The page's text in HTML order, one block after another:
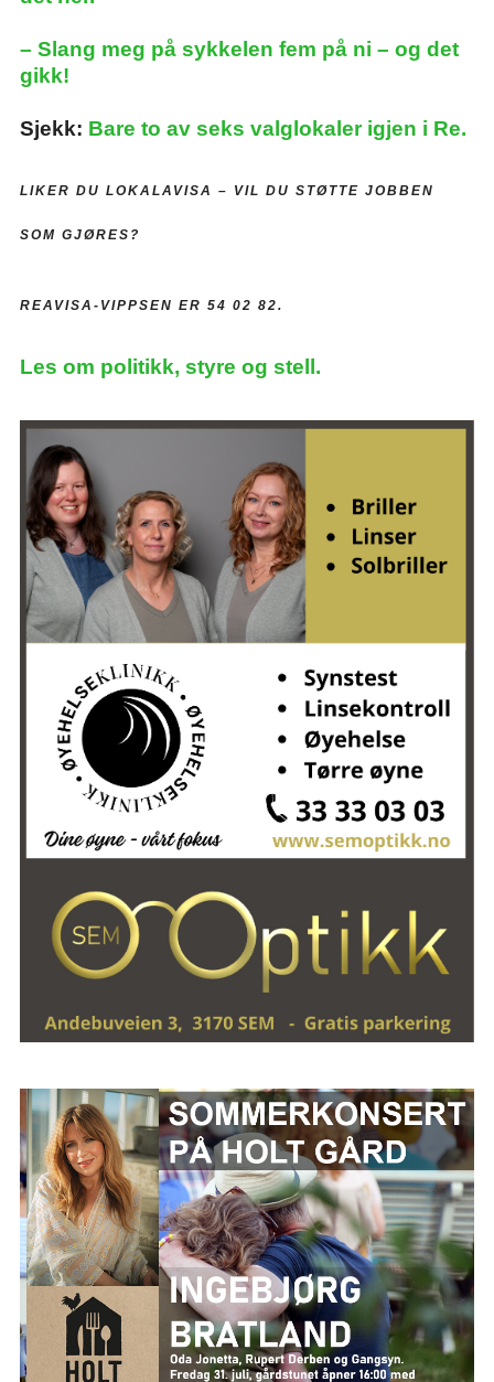
– Slang meg på sykkelen fem på ni – og det
gikk!
Sjekk: Bare to av seks valglokaler igjen i Re.
LIKER DU LOKALAVISA – VIL DU STØTTE JOBBEN
SOM GJØRES?
REAVISA-VIPPSEN ER 54 02 82.
Les om politikk, styre og stell.